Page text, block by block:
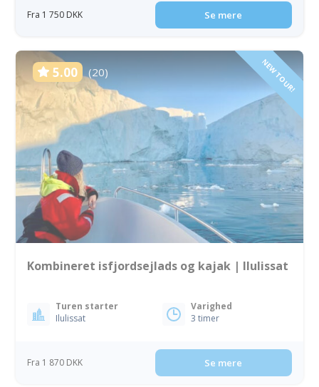
Fra 1 750 DKK Se mere
5.00 (20) NEW TOUR!
Kombineret isfjordsejlads og kajak | Ilulissat
Turen starter
Ilulissat
Varighed
3 timer
Fra 1 870 DKK Se mere